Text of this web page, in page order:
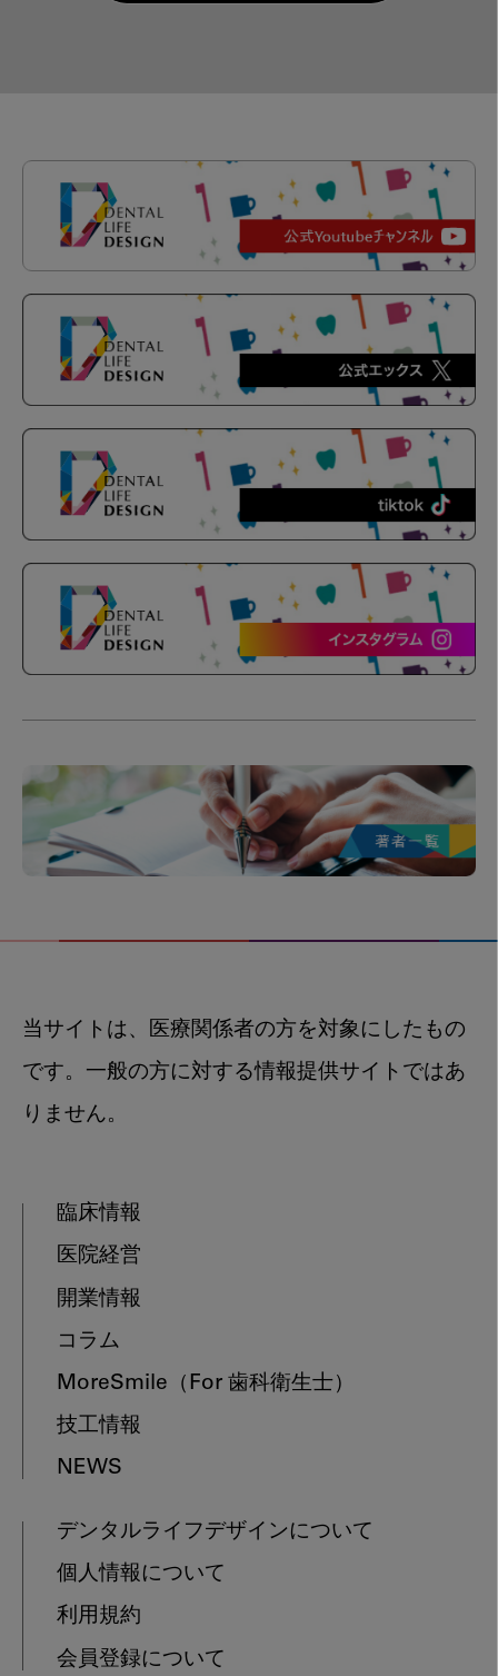
当サイトは、医療関係者の方を対象にしたもの
です。一般の方に対する情報提供サイトではあ
りません。
臨床情報
医院経営
開業情報
コラム
MoreSmile （For 歯科衛生士）
技工情報
NEWS
デンタルライフデザインについて
個人情報について
利用規約
会員登録について